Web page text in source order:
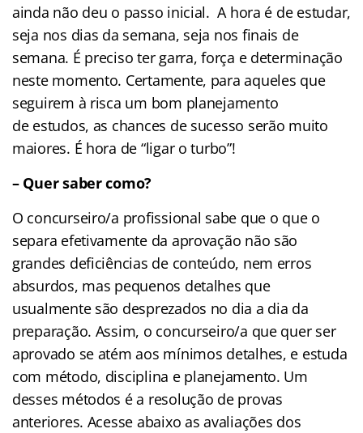
ainda não deu o passo inicial. A hora é de estudar,
seja nos dias da semana, seja nos finais de
semana. É preciso ter garra, força e determinação
neste momento. Certamente, para aqueles que
seguirem à risca um bom planejamento
de estudos, as chances de sucesso serão muito
maiores. É hora de “ligar o turbo”!
– Quer saber como?
O concurseiro/a profissional sabe que o que o
separa efetivamente da aprovação não são
grandes deficiências de conteúdo, nem erros
absurdos, mas pequenos detalhes que
usualmente são desprezados no dia a dia da
preparação. Assim, o concurseiro/a que quer ser
aprovado se atém aos mínimos detalhes, e estuda
com método, disciplina e planejamento. Um
desses métodos é a resolução de provas
anteriores. Acesse abaixo as avaliações dos